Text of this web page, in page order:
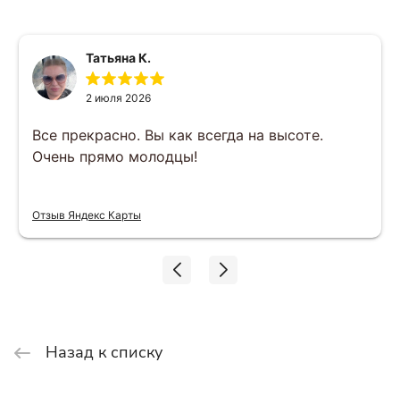
Татьяна К.
2 июля 2026
Все прекрасно. Вы как всегда на высоте.
Очень прямо молодцы!
Отзыв Яндекс Карты
Назад к списку